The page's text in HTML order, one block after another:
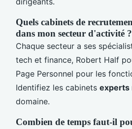
Quels cabinets de
dans mon secteur d'activité ?
Chaque secteur a ses
tech et finance, Robert Half
Page Personnel pour les
Identifiez les cabinets experts
domaine.
Combien de temps faut-il